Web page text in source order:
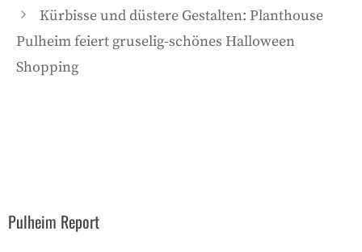
Kürbisse und düstere Gestalten: Planthouse
Pulheim feiert gruselig-schönes Halloween
Shopping
Pulheim Report